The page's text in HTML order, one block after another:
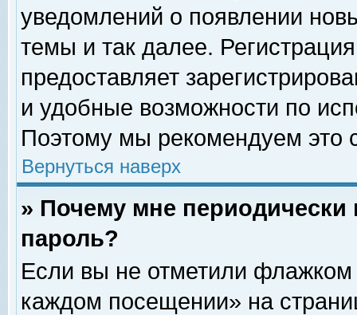
уведомлений о появлении
темы и так далее.
предоставляет
и удобные возможности по
Поэтому мы рекомендуем это
Вернуться наверх
» Почему мне
пароль?
Если вы не отметили флажком
каждом посещении» на